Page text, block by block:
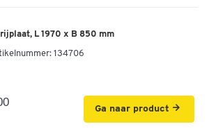
L 1970 x B 850 mm
134706
Ga naar product